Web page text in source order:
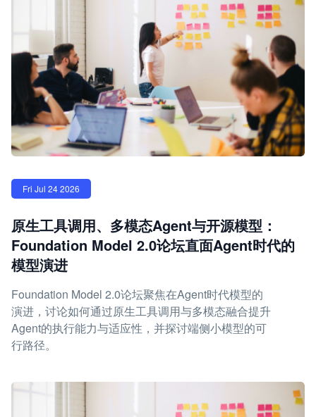
Fri Jul 24 2026
原生工具调用、多模态Agent与开源模型：
Foundation Model 2.0论坛直面Agent时代的
模型演进
Foundation Model 2.0论坛聚焦在Agent时代模型的
演进，讨论如何通过原生工具调用与多模态融合提升
Agent的执行能力与适应性，并探讨端侧小模型的可
行路径。